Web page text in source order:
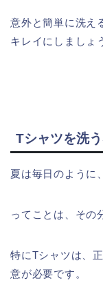
意外と簡単に洗え
キレイにしましょ
Tシャツを洗
夏は毎日のように
ってことは、その
特にTシャツは、
意が必要です。